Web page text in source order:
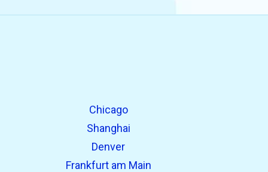
Chicago
Shanghai
Denver
Frankfurt am Main